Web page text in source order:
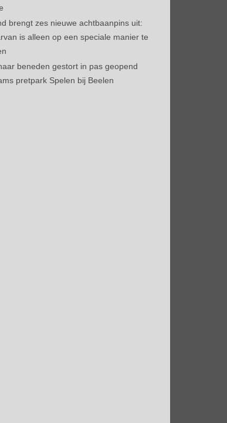
brengt zes nieuwe achtbaanpins uit:
is alleen op een speciale manier te
beneden gestort in pas geopend
pretpark Spelen bij Beelen